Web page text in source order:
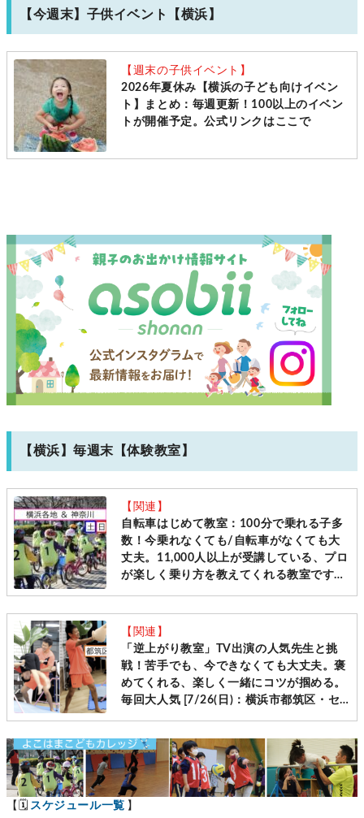
【今週末】子供イベント【横浜】
【週末の子供イベント】
2026年夏休み【横浜の子ども向けイベン
ト】まとめ：毎週更新！100以上のイベン
トが開催予定。公式リンクはここで
【横浜】毎週末【体験教室】
【関連】
自転車はじめて教室：100分で乗れる子多
数！今乗れなくても/自転車がなくても大
丈夫。11,000人以上が受講している、プロ
が楽しく乗り方を教えてくれる教室です
【関連】
「逆上がり教室」TV出演の人気先生と挑
戦！苦手でも、今できなくても大丈夫。褒
めてくれる、楽しく一緒にコツが掴める。
毎回大人気 [7/26(日)：横浜市都筑区・セ
【🗓 スケジュール一覧 】